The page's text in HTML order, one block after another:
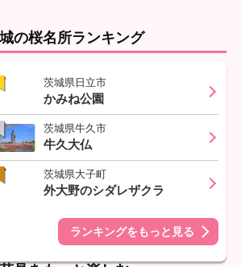
の桜名所ランキング
茨城県日立市
かみね公園
茨城県牛久市
牛久大仏
茨城県大子町
外大野のシダレザクラ
ランキングをもっと見る